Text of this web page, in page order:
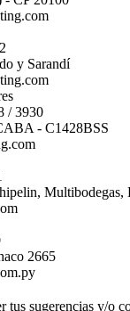
y Sarandí
/ 3930
- C1428BSS
Multibodegas,
2665
tus sugerencias y/o